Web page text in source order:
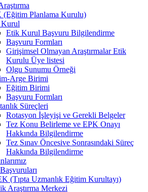
(Eğitim Planlama Kurulu)
Etik Kurul Başvuru Bilgilendirme
Başvuru Formları
Girişimsel Olmayan Araştırmalar Etik
Kurulu Üye listesi
Olgu Sunumu Örneği
Arge Birimi
Eğitim Birimi
Başvuru Formları
Süreçleri
Rotasyon İşleyişi ve Gerekli Belgeler
Tez Konu Belirleme ve EPK Onayı
Hakkında Bilgilendirme
Tez Sınav Öncesive Sonrasındaki Süreç
Hakkında Bilgilendirme
(Tıpta Uzmanlık Eğitim Kurultayı)
Araştırma Merkezi